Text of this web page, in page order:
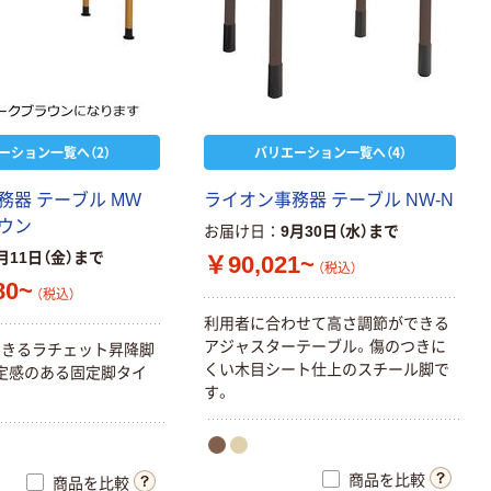
ション一覧へ（2）
器 テーブル MW
ン
11日（金）まで
（税込）
るラチェット昇降脚
感のある固定脚タイ
商品を比較
バリエーション一覧へ（4）
ライオン事務器 テーブル NW-N
お届け日 9月30日（水）まで
￥90,021~ （税込）
利用者に合わせて高さ調節ができる
アジャスターテーブル。傷のつきに
くい木目シート仕上のスチール脚で
す。
商品を比較